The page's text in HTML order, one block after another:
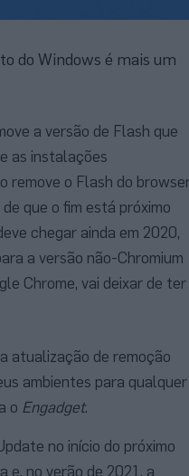
do Windows é mais um
a versão de Flash que
as instalações
remove o Flash do
que o fim está próximo
chegar ainda em 2020,
a versão não-Chromium
Chrome, vai deixar de ter
atualização de remoção
ambientes para qualquer
o Engadget.
no início do próximo
e, no verão de 2021, a